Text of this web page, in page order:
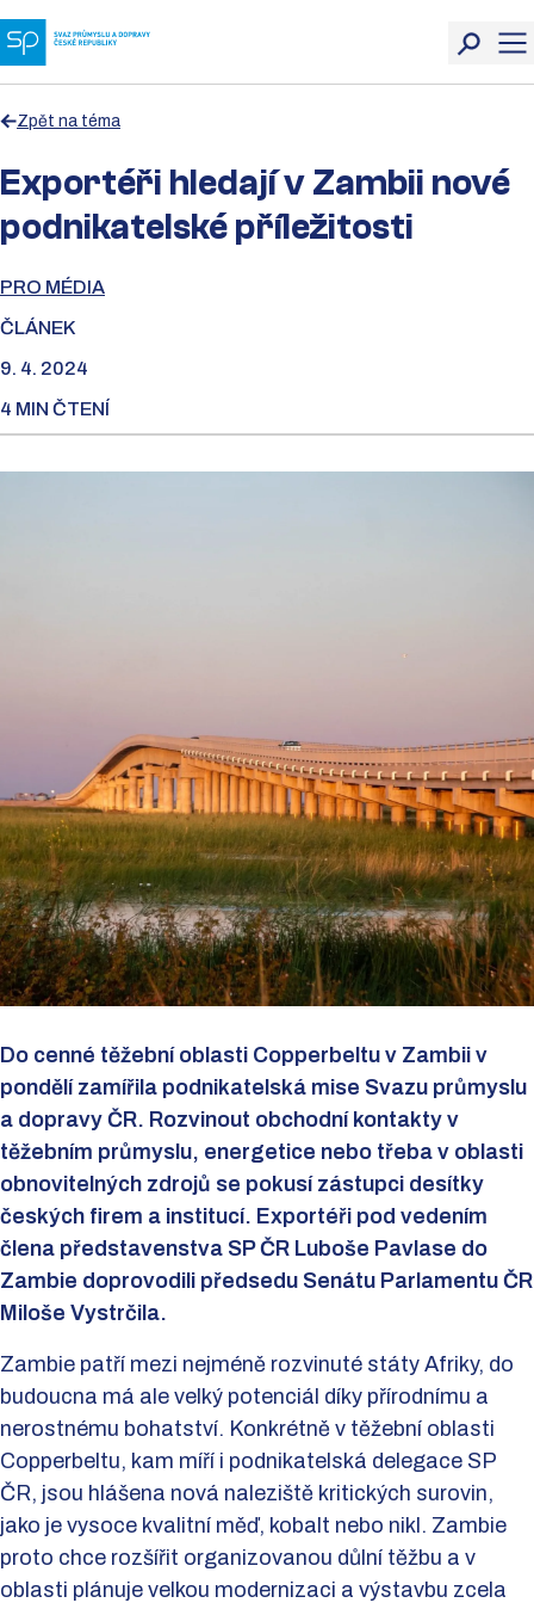
Zpět na téma
Exportéři hledají v Zambii nové
podnikatelské příležitosti
PRO MÉDIA
ČLÁNEK
9. 4. 2024
4 MIN ČTENÍ
Do cenné těžební oblasti Copperbeltu v Zambii v
pondělí zamířila podnikatelská mise Svazu průmyslu
a dopravy ČR. Rozvinout obchodní kontakty v
těžebním průmyslu, energetice nebo třeba v oblasti
obnovitelných zdrojů se pokusí zástupci desítky
českých firem a institucí. Exportéři pod vedením
člena představenstva SP ČR Luboše Pavlase do
Zambie doprovodili předsedu Senátu Parlamentu ČR
Miloše Vystrčila.
Zambie patří mezi nejméně rozvinuté státy Afriky, do
budoucna má ale velký potenciál díky přírodnímu a
nerostnému bohatství. Konkrétně v těžební oblasti
Copperbeltu, kam míří i podnikatelská delegace SP
ČR, jsou hlášena nová naleziště kritických surovin,
jako je vysoce kvalitní měď, kobalt nebo nikl. Zambie
proto chce rozšířit organizovanou důlní těžbu a v
oblasti plánuje velkou modernizaci a výstavbu zcela